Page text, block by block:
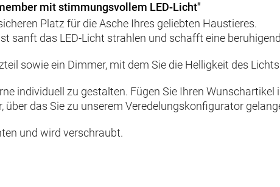
mit stimmungsvollem LED-Licht"
Platz für die Asche Ihres geliebten Haustieres.
sanft das LED-Licht strahlen und schafft eine
sowie ein Dimmer, mit dem Sie die Helligkeit des
individuell zu gestalten. Fügen Sie Ihren
über das Sie zu unserem Veredelungskonfigurator
und wird verschraubt.